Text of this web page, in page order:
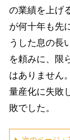
の業績を上げ
が何十年も先
うした息の長
を頼みに、限
はありません
量産化に失敗
敗でした。